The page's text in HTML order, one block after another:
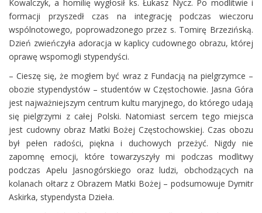
Kowalczyk, a homilię wygłosił ks. Łukasz Nycz. Po modlitwie i
formacji przyszedł czas na integrację podczas wieczoru
wspólnotowego, poprowadzonego przez s. Tomirę Brzezińską.
Dzień zwieńczyła adoracja w kaplicy cudownego obrazu, której
oprawę wspomogli stypendyści.
– Cieszę się, że mogłem być wraz z Fundacją na pielgrzymce –
obozie stypendystów – studentów w Częstochowie. Jasna Góra
jest najważniejszym centrum kultu maryjnego, do którego udają
się pielgrzymi z całej Polski. Natomiast sercem tego miejsca
jest cudowny obraz Matki Bożej Częstochowskiej. Czas obozu
był pełen radości, piękna i duchowych przeżyć. Nigdy nie
zapomnę emocji, które towarzyszyły mi podczas modlitwy
podczas Apelu Jasnogórskiego oraz ludzi, obchodzących na
kolanach ołtarz z Obrazem Matki Bożej – podsumowuje Dymitr
Askirka, stypendysta Dzieła.